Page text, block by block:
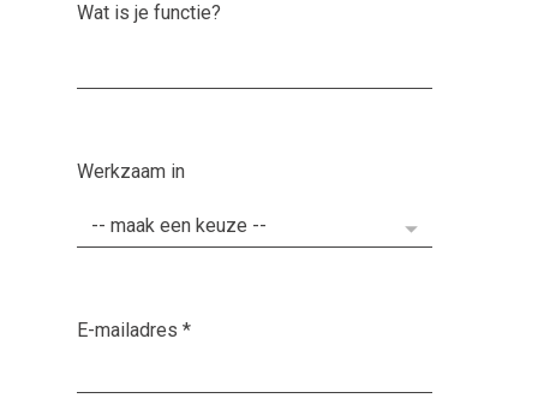
Wat is je functie?
Werkzaam in
E-mailadres *